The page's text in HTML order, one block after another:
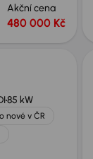
Akční cena
480 000 Kč
85 kW
nové v ČR